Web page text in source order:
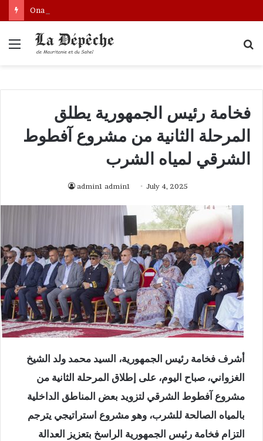
Ona: le nouveau bâtonnier installé
Menu
فخامة رئيس الجمهورية يطلق
المرحلة الثانية من مشروع آفطوط
الشرقي لمياه الشرب
admin1 admin1 July 4, 2025
أشرف فخامة رئيس الجمهورية، السيد محمد ولد الشيخ
الغزواني، صباح اليوم، على إطلاق المرحلة الثانية من
مشروع آفطوط الشرقي لتزويد بعض المناطق الداخلية
بالمياه الصالحة للشرب، وهو مشروع استراتيجي يترجم
التزام فخامة رئيس الجمهورية الراسخ بتعزيز العدالة